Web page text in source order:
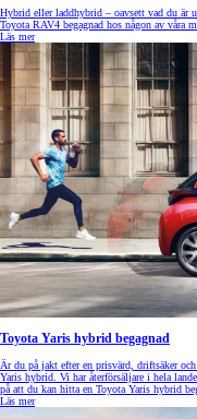
Hybrid eller laddhybrid – oavsett vad du är
Toyota RAV4 begagnad hos någon av våra
Läs mer
Toyota Yaris hybrid begagnad
Är du på jakt efter en prisvärd, driftsäker
Yaris hybrid. Vi har återförsäljare i hela
på att du kan hitta en Toyota Yaris hybrid
Läs mer